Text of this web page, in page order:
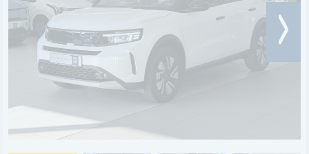
Land Rover
Renault
Dacia
BYD